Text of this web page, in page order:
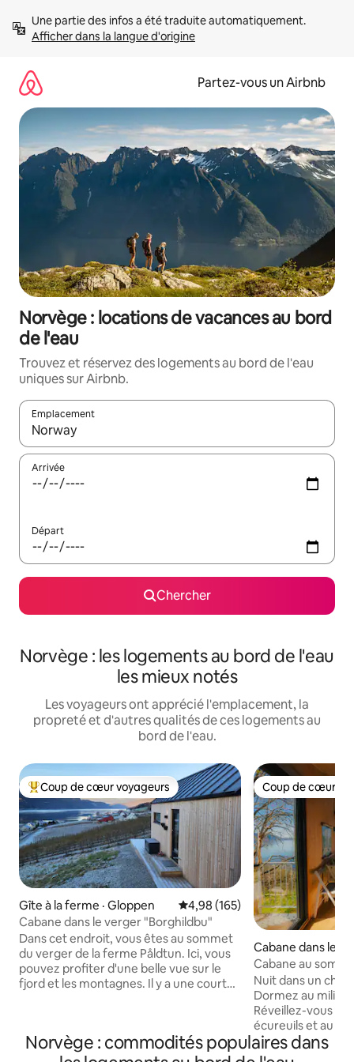
directement
Afficher dans la langue d'origine
Partez-vous un Airbnb
Norvège : locations de vacances au bord
de l'eau
Trouvez et réservez des logements au bord de l'eau
uniques sur Airbnb.
Emplacement
Quand les résultats sont affichés, parcourez-les en utilisant
Arrivée
Départ
Chercher
Norvège : les logements au bord de l'eau
les mieux notés
Les voyageurs ont apprécié l'emplacement, la
propreté et d'autres qualités de ces logements au
bord de l'eau.
Coup de cœur voyageurs parmi les plus aimés
Coup de cœur voyageurs
Gîte à la ferme · Gloppen Note moyenne de 4,98 sur 5,
4,98 (165)
Cabane dans le verger "Borghildbu"
Dans cet endroit, vous êtes au sommet
du verger de la ferme Påldtun. Ici, vous
pouvez profiter d'une belle vue sur le
fjord et les montagnes. Il y a une courte
la campagne avec les animaux qui
paissent et le travail qui a lieu pendant la
Coup de cœur
Coup de cœur
Cabane dans les
ensvang
Cabane au
forestier près du
Nuit dans un
Dormez au milieu
Réveillez-vous au
écureuils et au
contrebas. Une
pleine nature. À
Norvège : commodités populaires dans